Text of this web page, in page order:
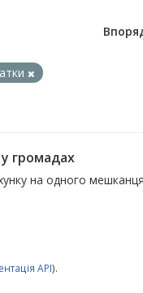
громадах
на одного
API).